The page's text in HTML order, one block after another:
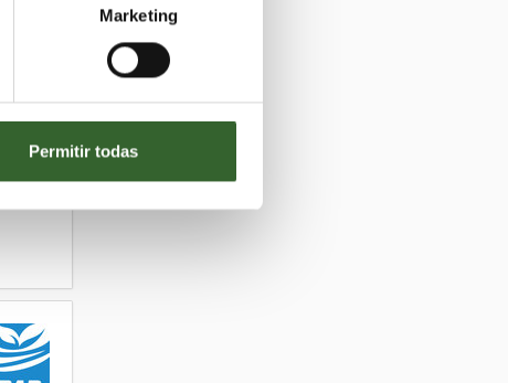
Marketing
Permitir todas